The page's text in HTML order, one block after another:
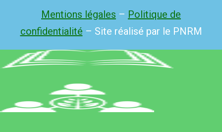
Mentions légales – Politique de
confidentialité – Site réalisé par le PNRM